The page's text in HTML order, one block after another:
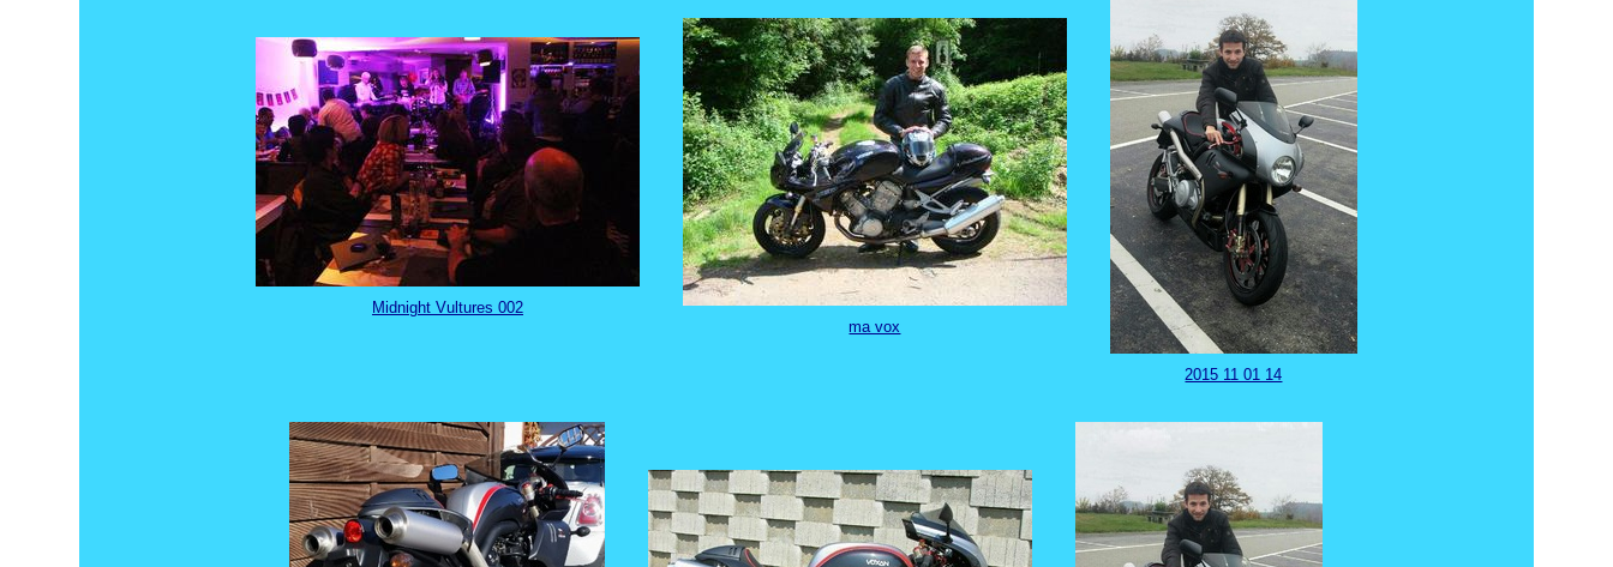
Midnight Vultures 002
ma vox
2015 11 01 14